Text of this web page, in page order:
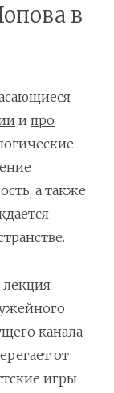
в
и про
а также
канала
от
игры